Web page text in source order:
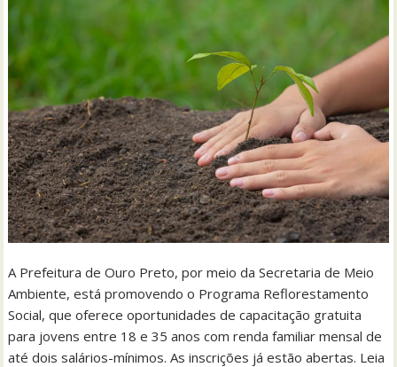
A Prefeitura de Ouro Preto, por meio da Secretaria de Meio
Ambiente, está promovendo o Programa Reflorestamento
Social, que oferece oportunidades de capacitação gratuita
para jovens entre 18 e 35 anos com renda familiar mensal de
até dois salários-mínimos. As inscrições já estão abertas. Leia